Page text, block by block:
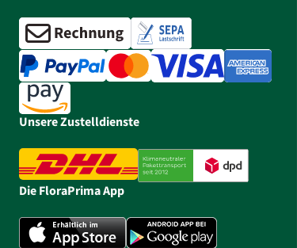
Unsere Zustelldienste
Die FloraPrima App